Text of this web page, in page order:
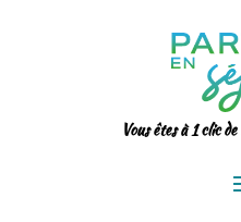
Vous êtes à 1 clic